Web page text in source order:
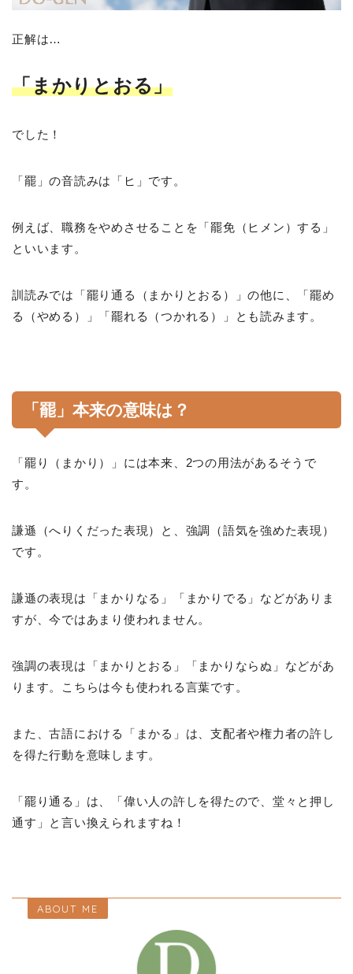
正解は…
「まかりとおる」
でした！
「罷」の音読みは「ヒ」です。
例えば、職務をやめさせることを「罷免（ヒメン）する」
といいます。
訓読みでは「罷り通る（まかりとおる）」の他に、「罷め
る（やめる）」「罷れる（つかれる）」とも読みます。
「罷」本来の意味は？
「罷り（まかり）」には本来、2つの用法があるそうで
す。
謙遜（へりくだった表現）と、強調（語気を強めた表現）
です。
謙遜の表現は「まかりなる」「まかりでる」などがありま
すが、今ではあまり使われません。
強調の表現は「まかりとおる」「まかりならぬ」などがあ
ります。こちらは今も使われる言葉です。
また、古語における「まかる」は、支配者や権力者の許し
を得た行動を意味します。
「罷り通る」は、「偉い人の許しを得たので、堂々と押し
通す」と言い換えられますね！
ABOUT ME